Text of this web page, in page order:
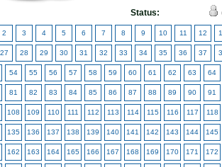
Status:
2 3 4 5 6 7 8 9 10 11 12
27 28 29 30 31 32 33 34 35 36 37
54 55 56 57 58 59 60 61 62 63 64
81 82 83 84 85 86 87 88 89 90 91
108 109 110 111 112 113 114 115 116 117 118
135 136 137 138 139 140 141 142 143 144 145
162 163 164 165 166 167 168 169 170 171 172